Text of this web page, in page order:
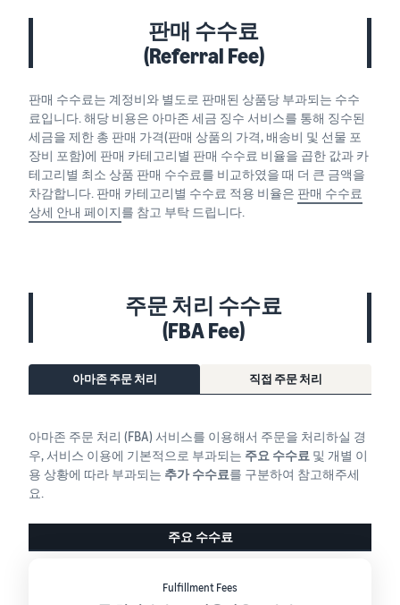
판매 수수료
(Referral Fee)
판매 수수료는 계정비와 별도로 판매된 상품당 부과되는 수수
료입니다. 해당 비용은 아마존 세금 징수 서비스를 통해 징수된
세금을 제한 총 판매 가격(판매 상품의 가격, 배송비 및 선물 포
장비 포함)에 판매 카테고리별 판매 수수료 비율을 곱한 값과 카
테고리별 최소 상품 판매 수수료를 비교하였을 때 더 큰 금액을
차감합니다. 판매 카테고리별 수수료 적용 비율은 판매 수수료
상세 안내 페이지를 참고 부탁 드립니다.
주문 처리 수수료
(FBA Fee)
아마존 주문 처리 직접 주문 처리
아마존 주문 처리 (FBA) 서비스를 이용해서 주문을 처리하실 경
우, 서비스 이용에 기본적으로 부과되는 주요 수수료 및 개별 이
용 상황에 따라 부과되는 추가 수수료를 구분하여 참고해주세
요.
주요 수수료
Fulfillment Fees